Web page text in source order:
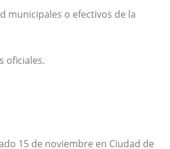
municipales o efectivos de la
oficiales.
15 de noviembre en Ciudad de